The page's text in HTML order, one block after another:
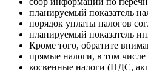
планируемый показатель
порядок уплаты налогов
планируемый показатель
Кроме того, обратите
прямые налоги, в том
косвенные налоги (НДС,